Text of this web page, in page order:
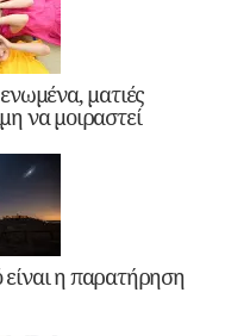
ματιές
να μοιραστεί
η παρατήρηση